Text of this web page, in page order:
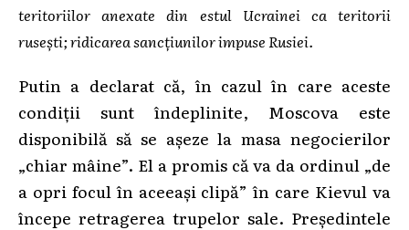
teritoriilor anexate din estul Ucrainei ca teritorii
rusești; ridicarea sancțiunilor impuse Rusiei.
Putin a declarat că, în cazul în care aceste
condiții sunt îndeplinite, Moscova este
disponibilă să se așeze la masa negocierilor
„chiar mâine”. El a promis că va da ordinul „de
a opri focul în aceeași clipă” în care Kievul va
începe retragerea trupelor sale. Președintele